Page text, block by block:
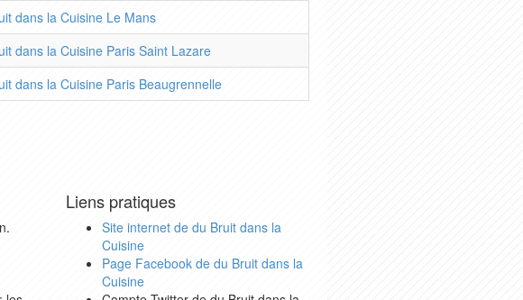
dans la Cuisine Le Mans
dans la Cuisine Paris Saint Lazare
dans la Cuisine Paris Beaugrennelle
Liens pratiques
Site internet de du Bruit dans la
Cuisine
Page Facebook de du Bruit dans la
Cuisine